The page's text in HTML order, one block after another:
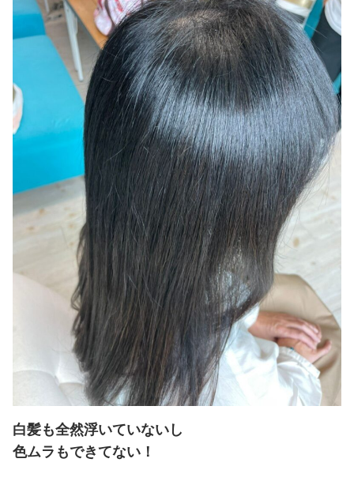
白髪も全然浮いていないし
色ムラもできてない！